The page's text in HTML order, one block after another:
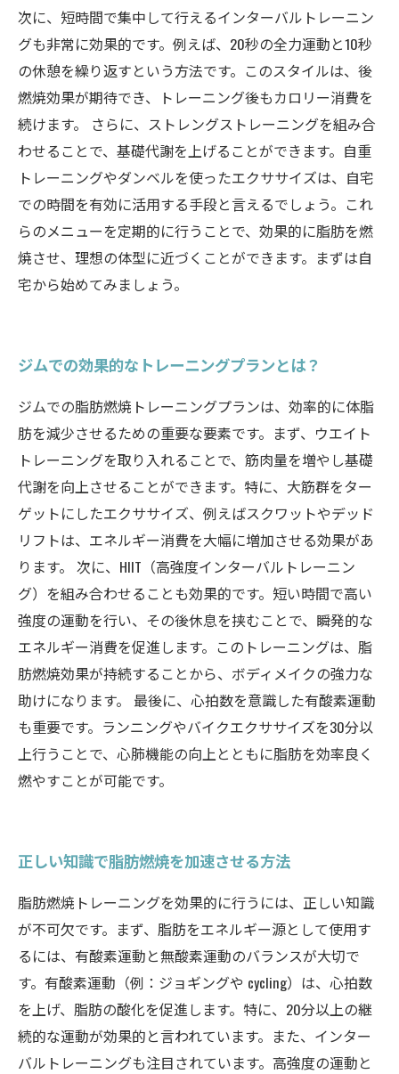
次に、短時間で集中して行えるインターバルトレーニン
グも非常に効果的です。例えば、20秒の全力運動と10秒
の休憩を繰り返すという方法です。このスタイルは、後
燃焼効果が期待でき、トレーニング後もカロリー消費を
続けます。 さらに、ストレングストレーニングを組み合
わせることで、基礎代謝を上げることができます。自重
トレーニングやダンベルを使ったエクササイズは、自宅
での時間を有効に活用する手段と言えるでしょう。これ
らのメニューを定期的に行うことで、効果的に脂肪を燃
焼させ、理想の体型に近づくことができます。まずは自
宅から始めてみましょう。
ジムでの効果的なトレーニングプランとは？
ジムでの脂肪燃焼トレーニングプランは、効率的に体脂
肪を減少させるための重要な要素です。まず、ウエイト
トレーニングを取り入れることで、筋肉量を増やし基礎
代謝を向上させることができます。特に、大筋群をター
ゲットにしたエクササイズ、例えばスクワットやデッド
リフトは、エネルギー消費を大幅に増加させる効果があ
ります。 次に、HIIT（高強度インターバルトレーニン
グ）を組み合わせることも効果的です。短い時間で高い
強度の運動を行い、その後休息を挟むことで、瞬発的な
エネルギー消費を促進します。このトレーニングは、脂
肪燃焼効果が持続することから、ボディメイクの強力な
助けになります。 最後に、心拍数を意識した有酸素運動
も重要です。ランニングやバイクエクササイズを30分以
上行うことで、心肺機能の向上とともに脂肪を効率良く
燃やすことが可能です。
正しい知識で脂肪燃焼を加速させる方法
脂肪燃焼トレーニングを効果的に行うには、正しい知識
が不可欠です。まず、脂肪をエネルギー源として使用す
るには、有酸素運動と無酸素運動のバランスが大切で
す。有酸素運動（例：ジョギングや cycling）は、心拍数
を上げ、脂肪の酸化を促進します。特に、20分以上の継
続的な運動が効果的と言われています。また、インター
バルトレーニングも注目されています。高強度の運動と